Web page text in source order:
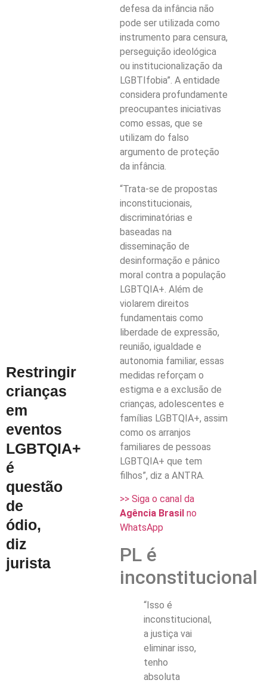
Restringir
crianças
em
eventos
LGBTQIA+
é
questão
de
ódio,
diz
jurista
defesa da infância não
pode ser utilizada como
instrumento para censura,
perseguição ideológica
ou institucionalização da
LGBTIfobia”. A entidade
considera profundamente
preocupantes iniciativas
como essas, que se
utilizam do falso
argumento de proteção
da infância.
“Trata-se de propostas
inconstitucionais,
discriminatórias e
baseadas na
disseminação de
desinformação e pânico
moral contra a população
LGBTQIA+. Além de
violarem direitos
fundamentais como
liberdade de expressão,
reunião, igualdade e
autonomia familiar, essas
medidas reforçam o
estigma e a exclusão de
crianças, adolescentes e
famílias LGBTQIA+, assim
como os arranjos
familiares de pessoas
LGBTQIA+ que tem
filhos”, diz a ANTRA.
>> Siga o canal da
Agência Brasil no
WhatsApp
PL é
inconstitucional
“Isso é
inconstitucional,
a justiça vai
eliminar isso,
tenho
absoluta